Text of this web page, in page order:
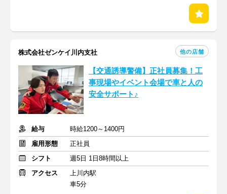
株式会社ゼンケイ川内支社 他の店舗
【交通誘導警備】正社員募集！工
事現場やイベント会場で車と人の
安全サポート♪
給与
時給1200～1400円
雇用形態
正社員
シフト
週5日 1日8時間以上
アクセス
上川内駅
車5分